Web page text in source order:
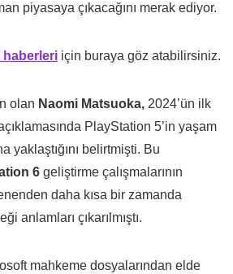
piyasaya çıkacağını merak ediyor.
haberleri için buraya göz atabilirsiniz.
olan Naomi Matsuoka, 2024’ün ilk
PlayStation 5’in yaşam
yaklaştığını belirtmişti. Bu
6 geliştirme çalışmalarının
daha kısa bir zamanda
anlamları çıkarılmıştı.
mahkeme dosyalarından elde